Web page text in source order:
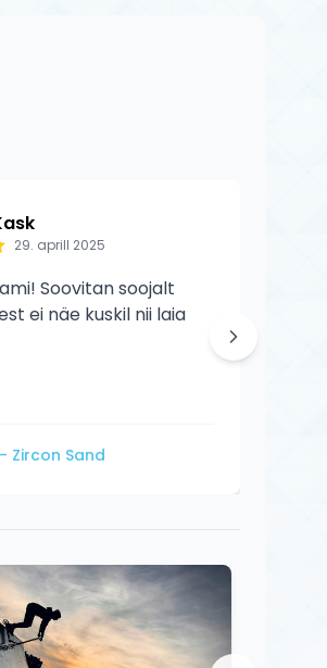
29. aprill 2025
Soovitan soojalt
ei näe kuskil nii laia
- Zircon Sand